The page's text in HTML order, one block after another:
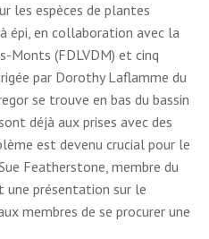
les espèces de plantes
épi, en collaboration avec la
Monts (FDLVDM) et cinq
par Dorothy Laflamme du
se trouve en bas du bassin
déjà aux prises avec des
est devenu crucial pour le
Featherstone, membre du
une présentation sur le
membres de se procurer une